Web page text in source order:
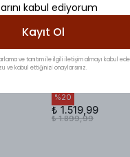
mı?
Basic Cepli
%20
₺ 1.519,99
₺ 1.899,99
kabul ediyorum
Kayıt Ol
ve tanıtım ile ilgili iletişim almayı kabul
ve kabul ettiğinizi onaylarsınız.